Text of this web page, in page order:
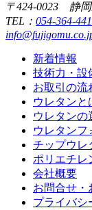
〒424-0023 静
TEL： 054-364-
新着情報
技術力・設
お取引の流
ウレタンと
ウレタンの
ウレタンフ
チップウレ
ポリエチレ
会社概要
お問合せ・
プライバシ